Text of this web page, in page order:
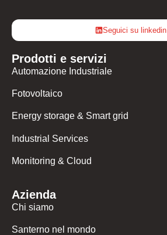
Seguici su linkedin
Prodotti e servizi
Automazione Industriale
Fotovoltaico
Energy storage & Smart grid
Industrial Services
Monitoring & Cloud
Azienda
Chi siamo
Santerno nel mondo